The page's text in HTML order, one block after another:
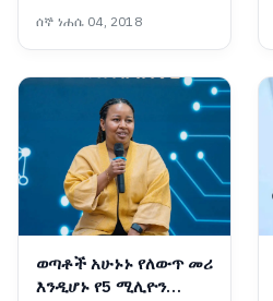
ሰኞ ነሐሴ 04, 2018
ወጣቶች አሁኑኑ የለውጥ መሪ
እንዲሆኑ የ5 ሚሊዮን